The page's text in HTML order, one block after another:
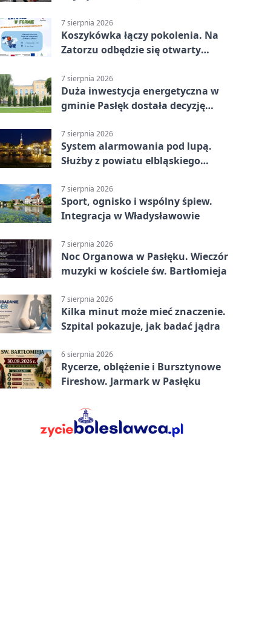
7 sierpnia 2026
Koszykówka łączy pokolenia. Na
Zatorzu odbędzie się otwarty
7 sierpnia 2026
Duża inwestycja energetyczna w
gminie Pasłęk dostała decyzję
7 sierpnia 2026
System alarmowania pod lupą.
Służby z powiatu elbląskiego
7 sierpnia 2026
Sport, ognisko i wspólny śpiew.
Integracja w Władysławowie
7 sierpnia 2026
Noc Organowa w Pasłęku. Wieczór
muzyki w kościele św. Bartłomieja
7 sierpnia 2026
Kilka minut może mieć znaczenie.
Szpital pokazuje, jak badać jądra
6 sierpnia 2026
Rycerze, oblężenie i Bursztynowe
Fireshow. Jarmark w Pasłęku